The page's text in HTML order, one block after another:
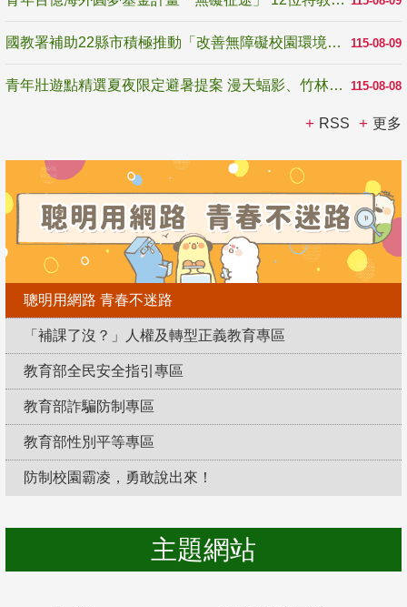
115-08-09
國教署補助22縣市積極推動「改善無障礙校園環境計畫」 打造友善、安全、無礙學習空間
115-08-08
青年壯遊點精選夏夜限定避暑提案 漫天蝠影、竹林尋蛙、茶香夜觀 邀青年暮色出發
RSS 更多
聰明用網路 青春不迷路
「補課了沒？」人權及轉型正義教育專區
教育部全民安全指引專區
教育部詐騙防制專區
教育部性別平等專區
防制校園霸凌，勇敢說出來！
主題網站